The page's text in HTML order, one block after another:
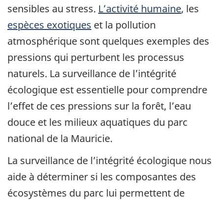
sensibles au stress. L’activité humaine, les
espèces exotiques et la pollution
atmosphérique sont quelques exemples des
pressions qui perturbent les processus
naturels. La surveillance de l’intégrité
écologique est essentielle pour comprendre
l’effet de ces pressions sur la forêt, l’eau
douce et les milieux aquatiques du parc
national de la Mauricie.
La surveillance de l’intégrité écologique nous
aide à déterminer si les composantes des
écosystèmes du parc lui permettent de